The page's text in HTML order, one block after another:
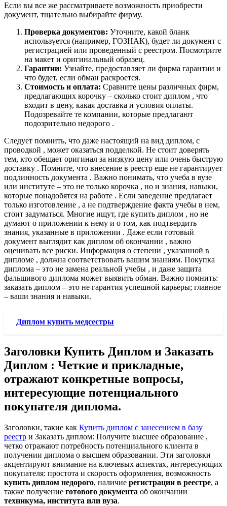
Если вы все же рассматриваете возможность приобрести
документ, тщательно выбирайте фирму.
Проверка документов: Уточните, какой бланк
используется (например, ГОЗНАК), будет ли документ с
регистрацией или проведенный с реестром. Посмотрите
на макет и оригинальный образец.
Гарантии: Узнайте, предоставляет ли фирма гарантии и
что будет, если обман раскроется.
Стоимость и оплата: Сравните цены различных фирм,
предлагающих корочку – сколько стоит диплом , что
входит в цену, какая доставка и условия оплаты.
Подозревайте те компании, которые предлагают
подозрительно недорого .
Следует помнить, что даже настоящий на вид диплом, с
проводкой , может оказаться подделкой. Не стоит доверять
тем, кто обещает оригинал за низкую цену или очень быструю
доставку . Помните, что внесение в реестр еще не гарантирует
подлинность документа . Важно понимать, что учеба в вузе
или институте – это не только корочка , но и знания, навыки,
которые понадобятся на работе . Если заведение предлагает
только изготовление , а не подтверждение факта учебы в нем,
стоит задуматься. Многие ищут, где купить диплом , но не
думают о приложении к нему и о том, как подтвердить
знания, указанные в приложении . Даже если готовый
документ выглядит как диплом об окончании , важно
оценивать все риски. Информация о степени , указанной в
дипломе , должна соответствовать вашим знаниям. Покупка
диплома – это не замена реальной учебы , и даже защита
фальшивого диплома может выявить обман. Важно помнить:
заказать диплом – это не гарантия успешной карьеры; главное
– ваши знания и навыки.
Диплом купить медсестры
Заголовки Купить Диплом и Заказать
Диплом : Четкие и прикладные,
отражают конкретные вопросы,
интересующие потенциального
покупателя диплома.
Заголовки, такие как Купить диплом с занесением в базу
реестр и Заказать диплом: Получите высшее образование ,
четко отражают потребность потенциального клиента в
получении диплома о высшем образовании. Эти заголовки
акцентируют внимание на ключевых аспектах, интересующих
покупателя: простота и скорость оформления, возможность
купить диплом недорого, наличие регистрации в реестре, а
также получение готового документа об окончании
техникума, института или вуза.